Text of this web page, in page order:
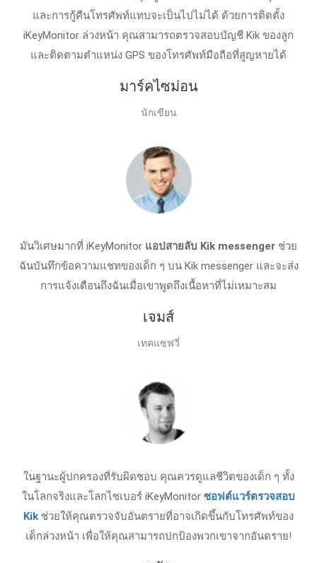
และการกู้คืนโทรศัพท์แทบจะเป็นไปไม่ได้ ด้วยการติดตั้ง
iKeyMonitor ล่วงหน้า คุณสามารถตรวจสอบบัญชี Kik ของลูก
และติดตามตําแหน่ง GPS ของโทรศัพท์มือถือที่สูญหายได้
มาร์คไซม่อน
นักเขียน
มันวิเศษมากที่ iKeyMonitor แอปสายลับ Kik messenger ช่วย
ฉันบันทึกข้อความแชทของเด็ก ๆ บน Kik messenger และจะส่ง
การแจ้งเตือนถึงฉันเมื่อเขาพูดถึงเนื้อหาที่ไม่เหมาะสม
เจมส์
เทคแซฟวี่
ในฐานะผู้ปกครองที่รับผิดชอบ คุณควรดูแลชีวิตของเด็ก ๆ ทั้ง
ในโลกจริงและโลกไซเบอร์ iKeyMonitor ซอฟต์แวร์ตรวจสอบ
Kik ช่วยให้คุณตรวจจับอันตรายที่อาจเกิดขึ้นกับโทรศัพท์ของ
เด็กล่วงหน้า เพื่อให้คุณสามารถปกป้องพวกเขาจากอันตราย!